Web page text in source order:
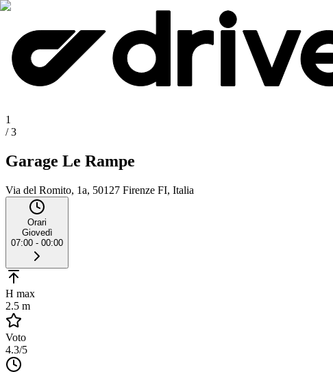
1
/3
Garage Le Rampe
Via del Romito, 1a, 50127 Firenze FI, Italia
Orari
Giovedì
07:00 - 00:00
H max
2.5 m
Voto
4.3/5